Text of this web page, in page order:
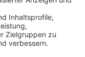
Bauarbeiten im